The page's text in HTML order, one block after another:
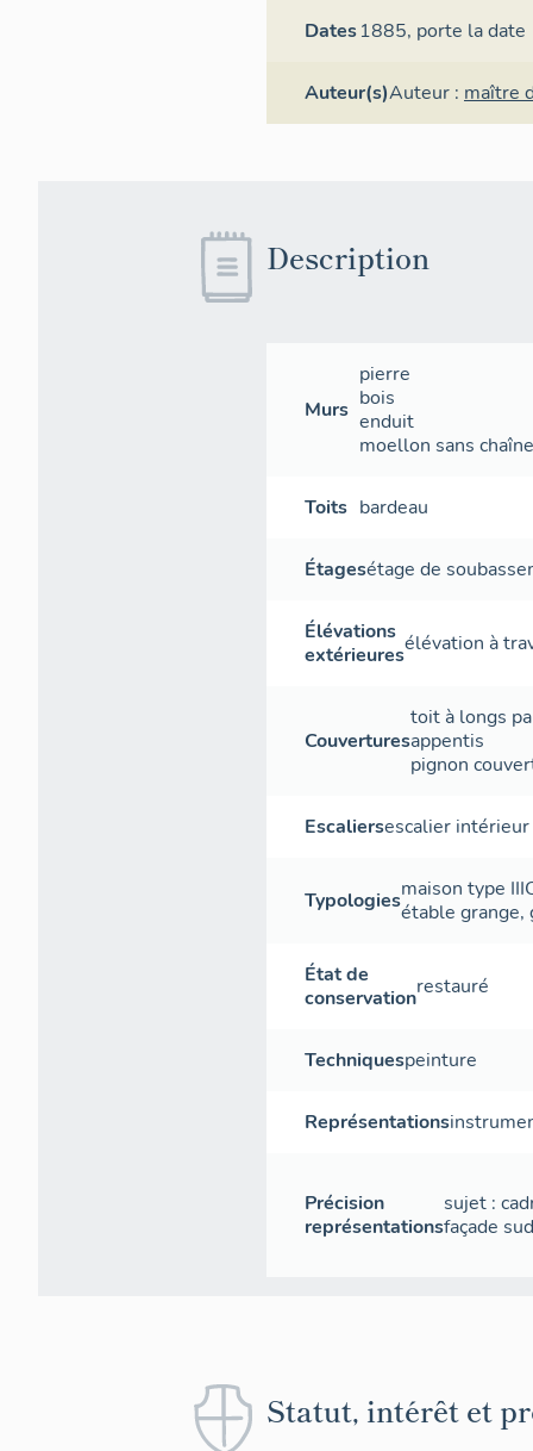
Dates1885, porte la date
Auteur(s)Auteur : maître
Description
Murs
pierre
bois
enduit
moellon sans
Toits bardeau
Étagesétage de
Élévations
extérieuresélévation à
Couvertures
toit à longs
appentis
pignon
Escaliersescalier intérieur
Typologiesmaison type
étable grange,
État de
conservationrestauré
Techniquespeinture
Représentations
Précision
représentations
sujet :
façade sud
Statut, intérêt et